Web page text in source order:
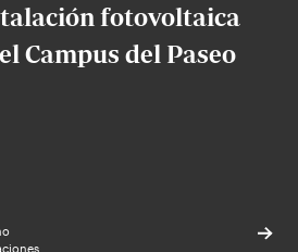
fotovoltaica
Campus del Paseo